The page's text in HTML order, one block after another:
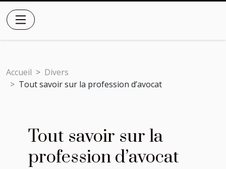
Accueil
Divers
Tout savoir sur la profession d’avocat
Tout savoir sur la
profession d’avocat